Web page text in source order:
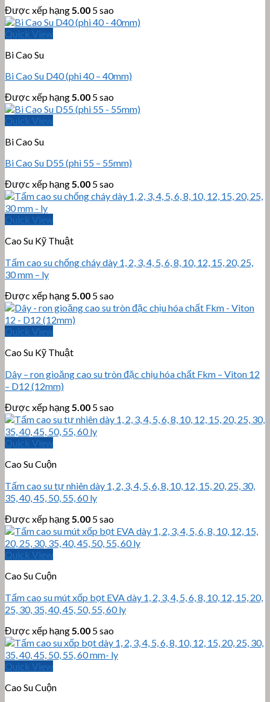
Được xếp hạng 5.00 5 sao
Quick View
Bi Cao Su
Bi Cao Su D40 (phi 40 – 40mm)
Được xếp hạng 5.00 5 sao
Quick View
Bi Cao Su
Bi Cao Su D55 (phi 55 – 55mm)
Được xếp hạng 5.00 5 sao
Quick View
Cao Su Kỹ Thuật
Tấm cao su chống cháy dày 1, 2, 3, 4, 5, 6, 8, 10, 12, 15, 20, 25,
30 mm – ly
Được xếp hạng 5.00 5 sao
Quick View
Cao Su Kỹ Thuật
Dây – ron gioăng cao su tròn đặc chịu hóa chất Fkm – Viton 12
– D12 (12mm)
Được xếp hạng 5.00 5 sao
Quick View
Cao Su Cuộn
Tấm cao su tự nhiên dày 1, 2, 3, 4, 5, 6, 8, 10, 12, 15, 20, 25, 30,
35, 40, 45, 50, 55, 60 ly
Được xếp hạng 5.00 5 sao
Quick View
Cao Su Cuộn
Tấm cao su mút xốp bọt EVA dày 1, 2, 3, 4, 5, 6, 8, 10, 12, 15, 20,
25, 30, 35, 40, 45, 50, 55, 60 ly
Được xếp hạng 5.00 5 sao
Quick View
Cao Su Cuộn